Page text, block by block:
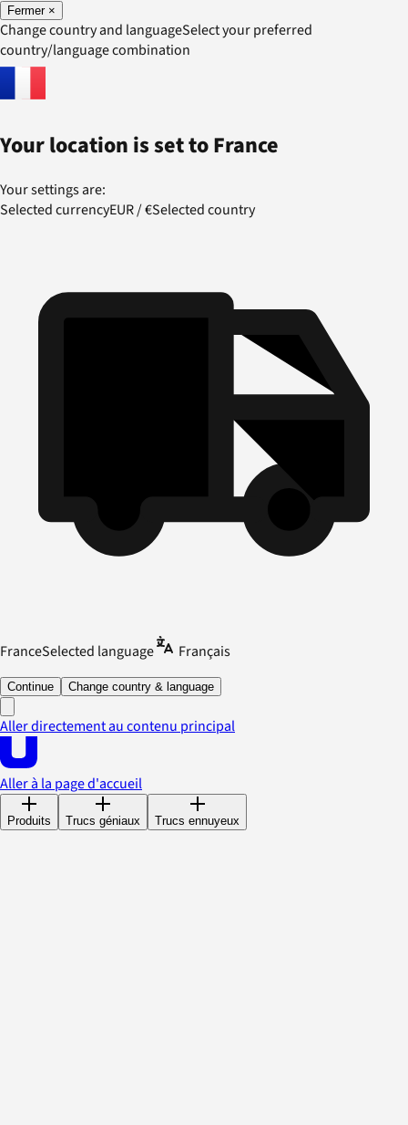
Fermer ×
Change country and languageSelect your preferred
country/language combination
Your location is set toFrance
Your settings are:
Selected currencyEUR/€Selected country
FranceSelected language Français
Continue Change country & language
Aller directement au contenu principal
Aller à la page d'accueil
Produits Trucs géniaux Trucs ennuyeux